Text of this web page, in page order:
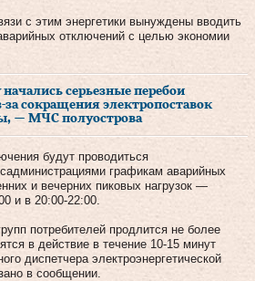
с этим энергетики вынуждены вводить
отключений с целью экономии
серьезные перебои
за сокращения электропоставок
— МЧС полуострова
будут проводиться
графикам аварийных
и вечерних пиковых нагрузок —
и в 20:00-22:00.
потребителей продлится не более
в действие в течение 10-15 минут
диспетчера электроэнергетической
в сообщении.